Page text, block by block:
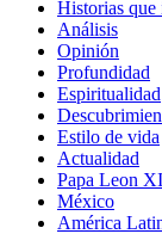
Historias que
Análisis
Opinión
Profundidad
Espiritualidad
Estilo de vida
Actualidad
Papa Leon
México
América